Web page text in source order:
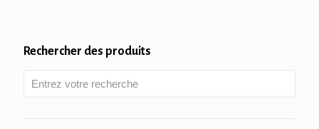
Rechercher des produits